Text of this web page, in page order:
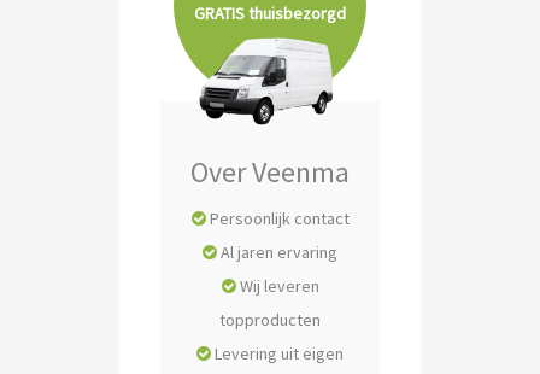
GRATIS thuisbezorgd
Over Veenma
Persoonlijk contact
Al jaren ervaring
Wij leveren
topproducten
Levering uit eigen